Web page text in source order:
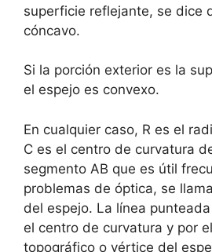
superficie reflejante, se dice
cóncavo.
Si la porción exterior es la
el espejo es convexo.
En cualquier caso, R es el
C es el centro de curvatura
segmento AB que es útil
problemas de óptica, se
del espejo. La línea
el centro de curvatura y por
topográfico o vértice del